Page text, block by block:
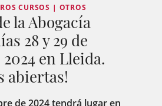
CURSOS | OTROS
la Abogacía
28 y 29 de
en Lleida.
abiertas!
de 2024 tendrá lugar en